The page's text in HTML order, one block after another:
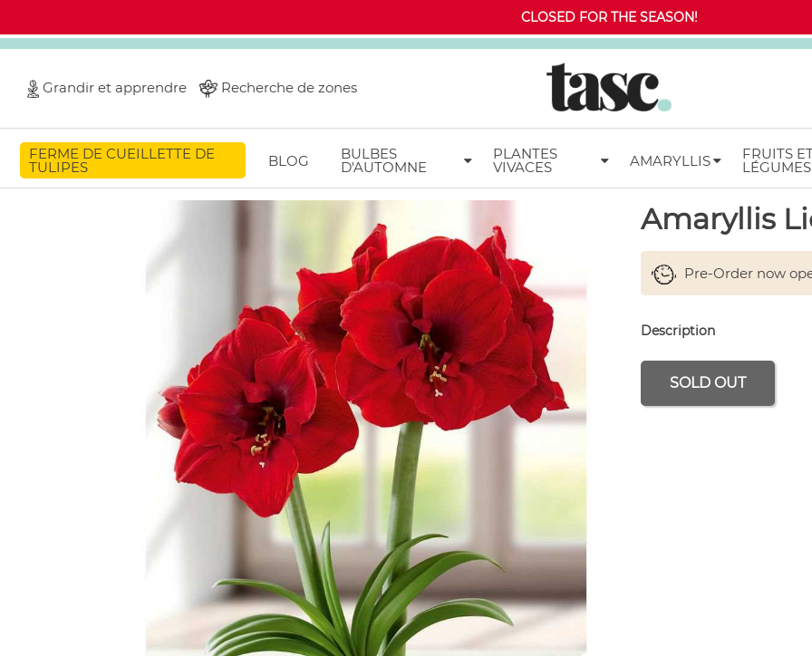
CLOSED FOR THE SEASON!
Grandir et apprendre Recherche de zones
FERME DE CUEILLETTE DE
TULIPES BLOG BULBES
D'AUTOMNE
PLANTES
VIVACES AMARYLLIS FRUITS
LÉGUMES
Home Plants & Indoor Amaryllis Lion King
Amaryllis
Pre-Order now
Description
SOLD OUT